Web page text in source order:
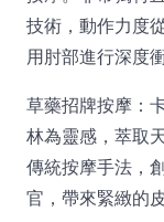
技術，動作力度
用肘部進行深度
草藥招牌按摩：
林為靈感，萃取
傳統按摩手法，
官，帶來緊緻的